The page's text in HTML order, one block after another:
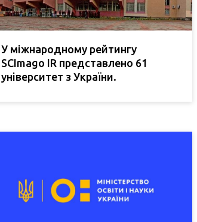
У міжнародному рейтингу
SCImago IR представлено 61
університет з України.